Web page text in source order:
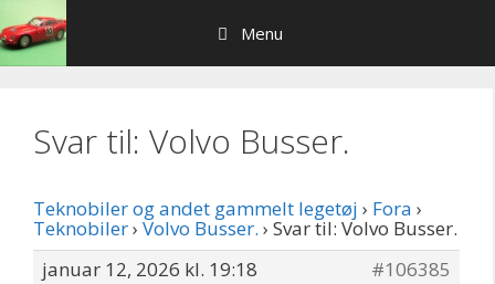
Hop
til
indhold
Menu
Svar til: Volvo Busser.
Teknobiler og andet gammelt legetøj › Fora ›
Teknobiler› Volvo Busser. › Svar til: Volvo Busser.
januar 12, 2026 kl. 19:18
#106385